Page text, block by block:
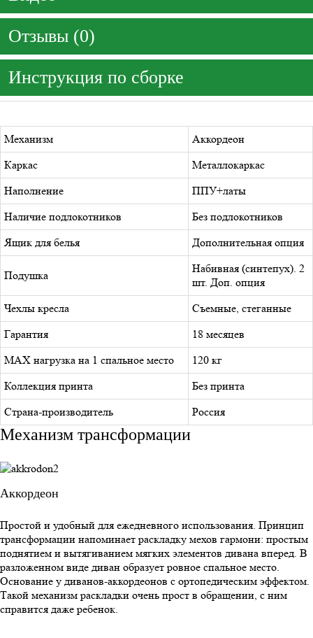
Отзывы (0)
Инструкция по сборке
Механизм
Аккордеон
Каркас
Металлокаркас
Наполнение
ППУ+латы
Наличие подлокотников
Без подлокотников
Ящик для белья
Дополнительная опция
Подушка
Набивная (синтепух). 2
шт. Доп. опция
Чехлы кресла
Съемные, стеганные
Гарантия
18 месяцев
MAX нагрузка на 1 спальное место
120 кг
Коллекция принта
Без принта
Страна-производитель
Россия
Механизм трансформации
Аккордеон
Простой и удобный для ежедневного использования. Принцип
трансформации напоминает раскладку мехов гармони: простым
поднятием и вытягиванием мягких элементов дивана вперед. В
разложенном виде диван образует ровное спальное место.
Основание у диванов-аккордеонов с ортопедическим эффектом.
Такой механизм раскладки очень прост в обращении, с ним
справится даже ребенок.